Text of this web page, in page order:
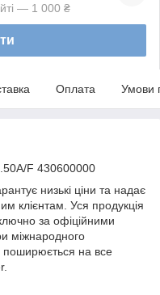
— 1 000 ₴
Оплата Умови
F 430600000
низькі ціни та надає
клієнтам. Уся продукція
за офіційними
міжнародного
поширюється на все